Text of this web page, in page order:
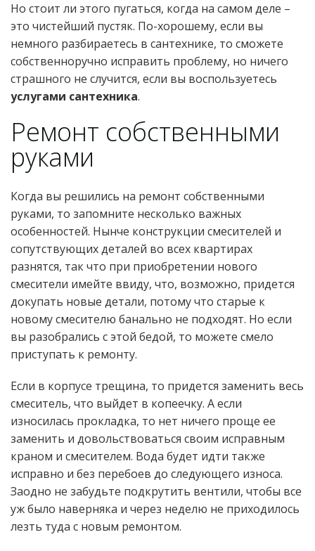
Но стоит ли этого пугаться, когда на самом деле –
это чистейший пустяк. По-хорошему, если вы
немного разбираетесь в сантехнике, то сможете
собственноручно исправить проблему, но ничего
страшного не случится, если вы воспользуетесь
услугами сантехника.
Ремонт собственными
руками
Когда вы решились на ремонт собственными
руками, то запомните несколько важных
особенностей. Нынче конструкции смесителей и
сопутствующих деталей во всех квартирах
разнятся, так что при приобретении нового
смесители имейте ввиду, что, возможно, придется
докупать новые детали, потому что старые к
новому смесителю банально не подходят. Но если
вы разобрались с этой бедой, то можете смело
приступать к ремонту.
Если в корпусе трещина, то придется заменить весь
смеситель, что выйдет в копеечку. А если
износилась прокладка, то нет ничего проще ее
заменить и довольствоваться своим исправным
краном и смесителем. Вода будет идти также
исправно и без перебоев до следующего износа.
Заодно не забудьте подкрутить вентили, чтобы все
уж было наверняка и через неделю не приходилось
лезть туда с новым ремонтом.